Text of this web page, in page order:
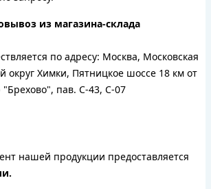
из магазина-склада
по адресу: Москва, Московская
округ Химки, Пятницкое шоссе 18 км от
пав. С-43, С-07
нашей продукции предоставляется